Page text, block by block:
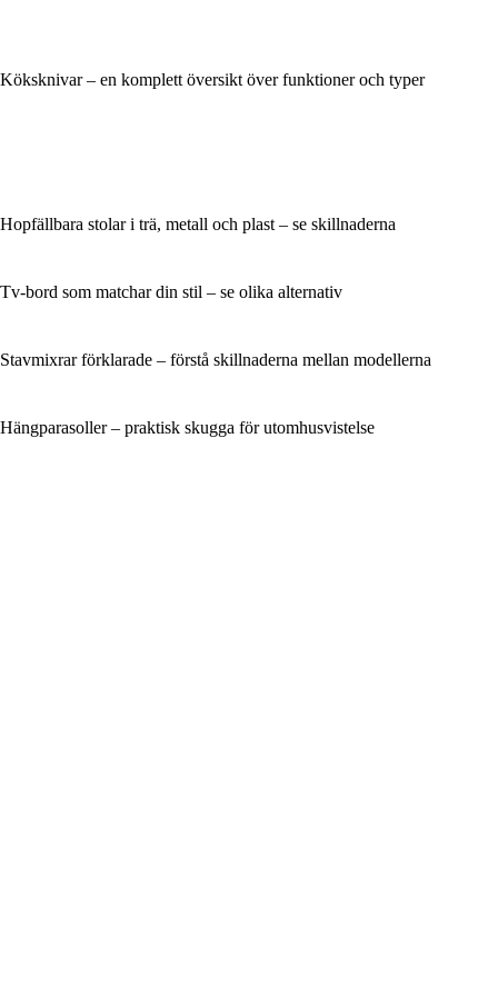
Köksknivar – en komplett översikt över funktioner och typer
Hopfällbara stolar i trä, metall och plast – se skillnaderna
Tv-bord som matchar din stil – se olika alternativ
Stavmixrar förklarade – förstå skillnaderna mellan modellerna
Hängparasoller – praktisk skugga för utomhusvistelse